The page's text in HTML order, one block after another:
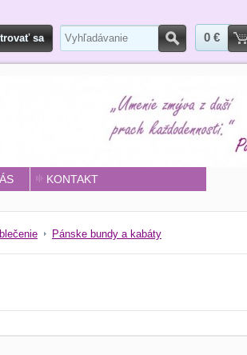
sa Hľadať
0 €
KONTAKT
Pánske bundy a kabáty